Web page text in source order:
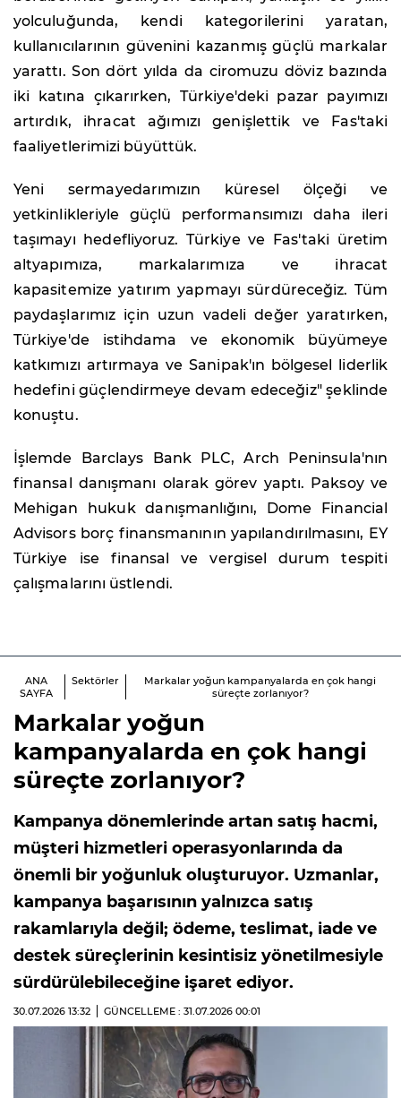
yolculuğunda, kendi kategorilerini yaratan,
kullanıcılarının güvenini kazanmış güçlü markalar
yarattı. Son dört yılda da ciromuzu döviz bazında
iki katına çıkarırken, Türkiye'deki pazar payımızı
artırdık, ihracat ağımızı genişlettik ve Fas'taki
faaliyetlerimizi büyüttük.
Yeni sermayedarımızın küresel ölçeği ve
yetkinlikleriyle güçlü performansımızı daha ileri
taşımayı hedefliyoruz. Türkiye ve Fas'taki üretim
altyapımıza, markalarımıza ve ihracat
kapasitemize yatırım yapmayı sürdüreceğiz. Tüm
paydaşlarımız için uzun vadeli değer yaratırken,
Türkiye'de istihdama ve ekonomik büyümeye
katkımızı artırmaya ve Sanipak'ın bölgesel liderlik
hedefini güçlendirmeye devam edeceğiz" şeklinde
konuştu.
İşlemde Barclays Bank PLC, Arch Peninsula'nın
finansal danışmanı olarak görev yaptı. Paksoy ve
Mehigan hukuk danışmanlığını, Dome Financial
Advisors borç finansmanının yapılandırılmasını, EY
Türkiye ise finansal ve vergisel durum tespiti
çalışmalarını üstlendi.
ANA
SAYFA
Sektörler
Markalar yoğun kampanyalarda en çok hangi
süreçte zorlanıyor?
Markalar yoğun
kampanyalarda en çok hangi
süreçte zorlanıyor?
Kampanya dönemlerinde artan satış hacmi,
müşteri hizmetleri operasyonlarında da
önemli bir yoğunluk oluşturuyor. Uzmanlar,
kampanya başarısının yalnızca satış
rakamlarıyla değil; ödeme, teslimat, iade ve
destek süreçlerinin kesintisiz yönetilmesiyle
sürdürülebileceğine işaret ediyor.
30.07.2026 13:32 GÜNCELLEME : 31.07.2026 00:01